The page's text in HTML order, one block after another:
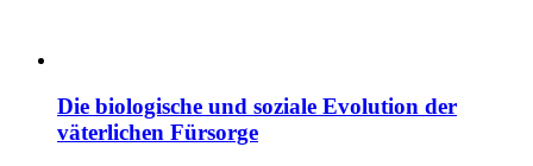
Die biologische und soziale Evolution der
väterlichen Fürsorge